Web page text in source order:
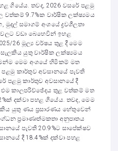
ගියේය. තවද, 2026 වසරේ පළමු
වත්කම් 9.7%ක වාර්ෂික ලක්ෂ්‍යමය
සමාගම් අංශයේ ද්‍රවශීලතා
වඩා බෙහෙවින් ඉහළ
26 මූල්‍ය වර්ෂය තුළ දී මෙම
සැලකිය යුතු වාර්ෂික ලක්ෂ්‍යමය
මෙම අංශයේ හිමිකම් මත
පළමු කාර්තුව අවසානයේ පැවති
පළමු කාර්තුව අවසානයේ දී
එම කාලපරිච්ඡේදය තුළ වත්කම් මත
දක්වා පහළ ගියේය. තවද, මෙම
යුතු ණය ප්‍රසාරණය හේතුවෙන්
ප්‍රමාණාත්මකතා අනුපාතය
පැවති 20.9%ට සාපේක්ෂව
දී 18.4%ක් දක්වා පහළ